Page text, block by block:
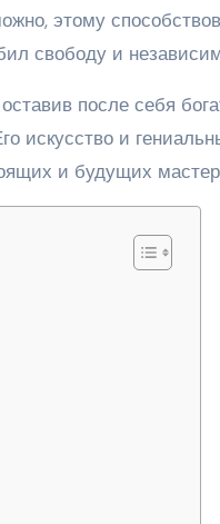
этому
свободу и
после себя
искусство и
и будущих